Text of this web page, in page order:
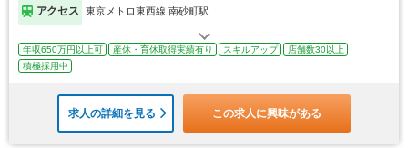
アクセス 東京メトロ東西線 南砂町駅
年収650万円以上可 産休・育休取得実績有り スキルアップ
店舗数30以上
積極採用中
求人の詳細を見る この求人に興味がある